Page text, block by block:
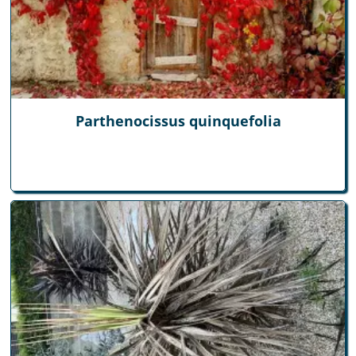
Parthenocissus quinquefolia